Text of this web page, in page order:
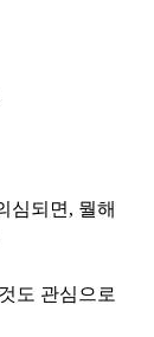
심되면, 뭘해
도 관심으로